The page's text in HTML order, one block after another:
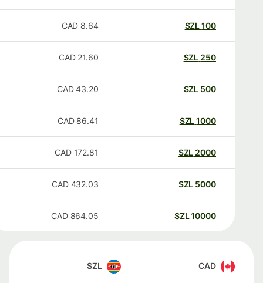
100
SZL
8.64
CAD
250
SZL
21.60
CAD
500
SZL
43.20
CAD
1000
SZL
86.41
CAD
2000
SZL
172.81
CAD
5000
SZL
432.03
CAD
10000
SZL
864.05
CAD
CAD
SZL